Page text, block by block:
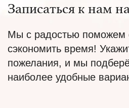
Записаться к нам
Мы с радостью поможем
сэкономить время!
пожелания, и мы
наиболее удобные